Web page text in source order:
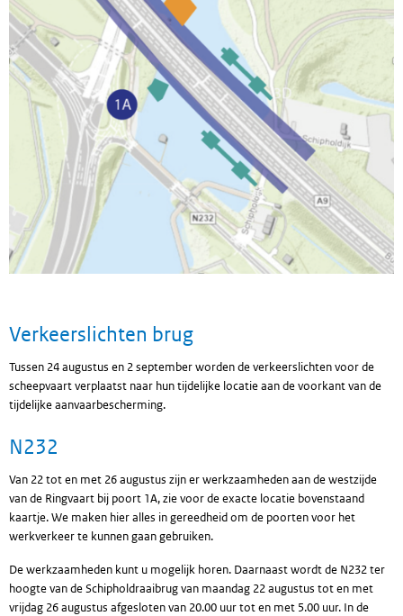
Verkeerslichten brug
Tussen 24 augustus en 2 september worden de verkeerslichten voor de
scheepvaart verplaatst naar hun tijdelijke locatie aan de voorkant van de
tijdelijke aanvaarbescherming.
N232
Van 22 tot en met 26 augustus zijn er werkzaamheden aan de westzijde
van de Ringvaart bij poort 1A, zie voor de exacte locatie bovenstaand
kaartje. We maken hier alles in gereedheid om de poorten voor het
werkverkeer te kunnen gaan gebruiken.
De werkzaamheden kunt u mogelijk horen. Daarnaast wordt de N232 ter
hoogte van de Schipholdraaibrug van maandag 22 augustus tot en met
vrijdag 26 augustus afgesloten van 20.00 uur tot en met 5.00 uur. In de